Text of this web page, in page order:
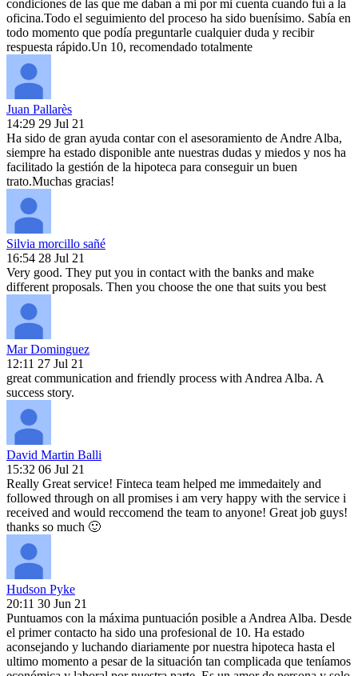
condiciones de las que me daban a mi por mi cuenta cuando fuí a la
oficina.Todo el seguimiento del proceso ha sido buenísimo. Sabía en
todo momento que podía preguntarle cualquier duda y recibir
respuesta rápido.Un 10, recomendado totalmente
Juan Pallarès
14:29 29 Jul 21
Ha sido de gran ayuda contar con el asesoramiento de Andre Alba,
siempre ha estado disponible ante nuestras dudas y miedos y nos ha
facilitado la gestión de la hipoteca para conseguir un buen
trato.Muchas gracias!
Silvia morcillo sañé
16:54 28 Jul 21
Very good. They put you in contact with the banks and make
different proposals. Then you choose the one that suits you best
Mar Dominguez
12:11 27 Jul 21
great communication and friendly process with Andrea Alba. A
success story.
David Martin Balli
15:32 06 Jul 21
Really Great service! Finteca team helped me immedaitely and
followed through on all promises i am very happy with the service i
received and would reccomend the team to anyone! Great job guys!
thanks so much 🙂
Hudson Pyke
20:11 30 Jun 21
Puntuamos con la máxima puntuación posible a Andrea Alba. Desde
el primer contacto ha sido una profesional de 10. Ha estado
aconsejando y luchando diariamente por nuestra hipoteca hasta el
ultimo momento a pesar de la situación tan complicada que teníamos